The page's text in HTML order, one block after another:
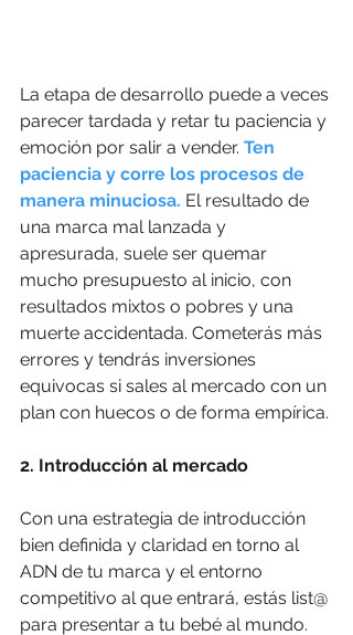
La etapa de desarrollo puede a veces
parecer tardada y retar tu paciencia y
emoción por salir a vender. Ten
paciencia y corre los procesos de
manera minuciosa. El resultado de
una marca mal lanzada y
apresurada, suele ser quemar
mucho presupuesto al inicio, con
resultados mixtos o pobres y una
muerte accidentada. Cometerás más
errores y tendrás inversiones
equivocas si sales al mercado con un
plan con huecos o de forma empírica.
2. Introducción al mercado
Con una estrategia de introducción
bien definida y claridad en torno al
ADN de tu marca y el entorno
competitivo al que entrará, estás list@
para presentar a tu bebé al mundo.